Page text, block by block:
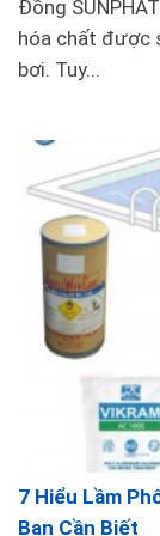
phải chìm
Đầu sào
trong việc
Chức năng:
và loại bỏ các
Thế Giới Bể
sinh chính
3m, 5m ,6m,
sử dụng của
Vợt Rác
Đồng
hóa chất được
bơi. Tuy...
7 Hiểu Lầm
Bạn Cần Biết